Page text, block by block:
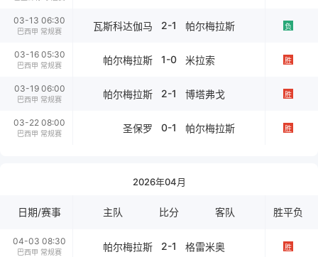
03-13 06:30
巴西甲 常规赛 瓦斯科达伽马 2-1 帕尔梅拉斯 负
03-16 05:30
巴西甲 常规赛 帕尔梅拉斯 1-0 米拉索 胜
03-19 06:00
巴西甲 常规赛 帕尔梅拉斯 2-1 博塔弗戈 胜
03-22 08:00
巴西甲 常规赛 圣保罗 0-1 帕尔梅拉斯 胜
2026年04月
日期/赛事 主队 比分 客队 胜平负
04-03 08:30
巴西甲 常规赛 帕尔梅拉斯 2-1 格雷米奥 胜